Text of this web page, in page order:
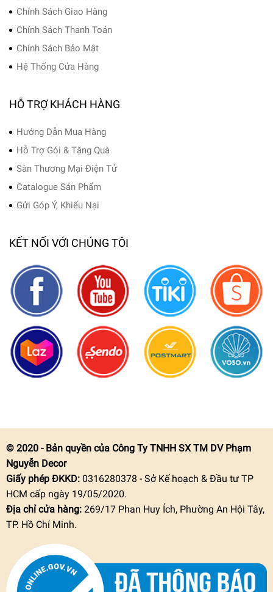
Chính Sách Giao Hàng
Chính Sách Thanh Toán
Chính Sách Bảo Mật
Hệ Thống Cửa Hàng
HỖ TRỢ KHÁCH HÀNG
Hướng Dẫn Mua Hàng
Hỗ Trợ Gói & Tặng Quà
Sàn Thương Mại Điện Tử
Catalogue Sản Phẩm
Gửi Góp Ý, Khiếu Nại
KẾT NỐI VỚI CHÚNG TÔI
© 2020 - Bản quyền của Công Ty TNHH SX TM DV Phạm
Nguyễn Decor
Giấy phép ĐKKD:0316280378 - Sở Kế hoạch & Đầu tư TP
HCM cấp ngày 19/05/2020.
Địa chỉ cửa hàng: 269/17 Phan Huy Ích, Phường An Hội Tây,
TP. Hồ Chí Minh.